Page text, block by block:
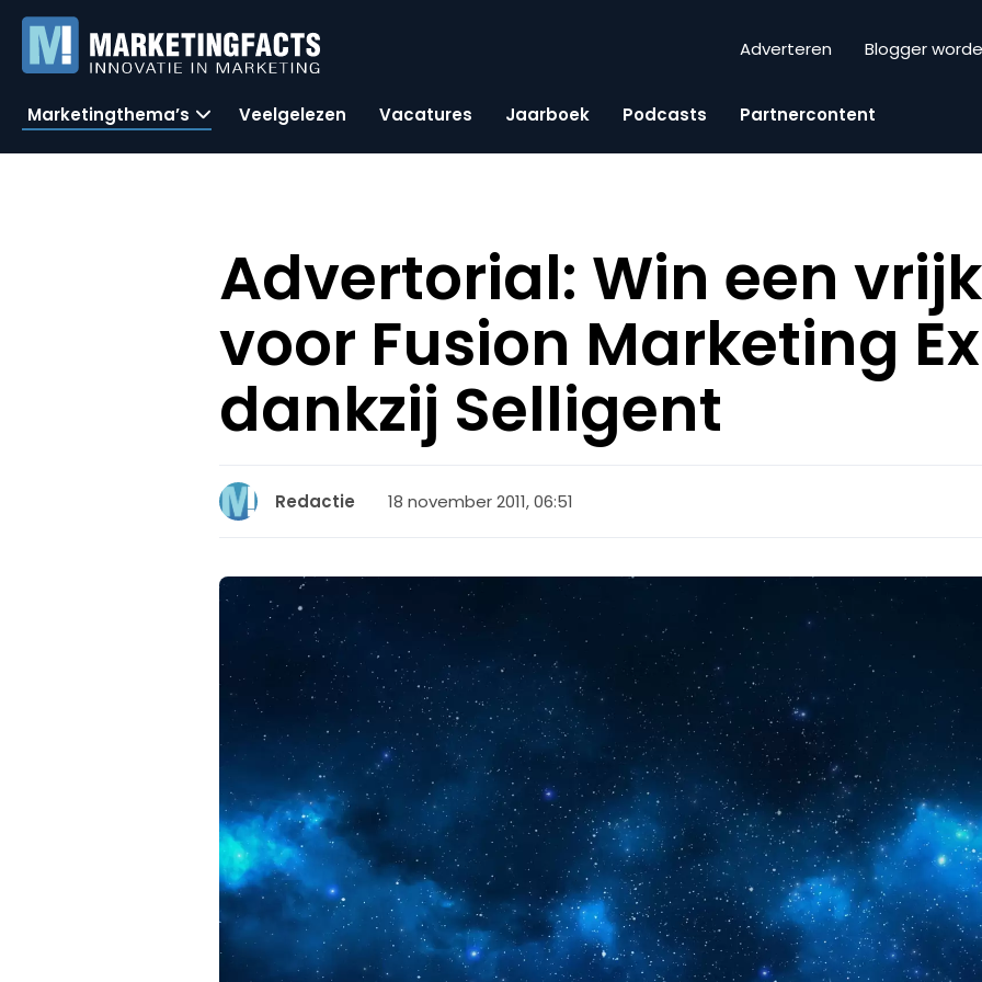
Adverteren Blogger
Marketingthema’s Veelgelezen Vacatures Jaarboek Podcasts Partnercontent
Advertorial: Win een
voor Fusion Marketing
dankzij Selligent
Redactie 18 november 2011, 06:51